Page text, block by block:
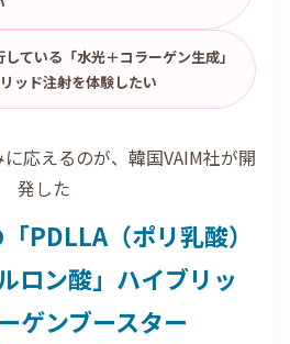
ている「水光＋コラーゲン生成」
ッド注射を体験したい
応えるのが、韓国VAIM社が開
発した
PDLLA（ポリ乳酸）
ロン酸」ハイブリッ
ゲンブースター